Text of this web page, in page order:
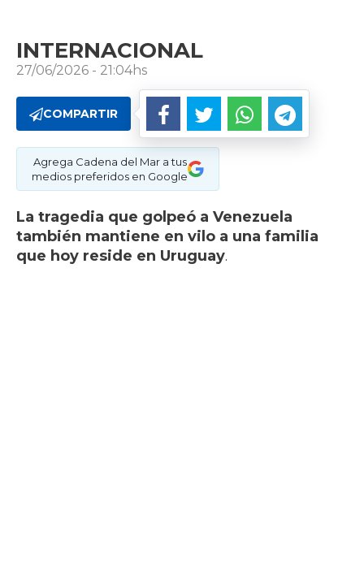
INTERNACIONAL
27/06/2026 - 21:04hs
COMPARTIR
Agrega Cadena del Mar a tus
medios preferidos en Google
La tragedia que golpeó a Venezuela
también mantiene en vilo a una familia
que hoy reside en Uruguay.